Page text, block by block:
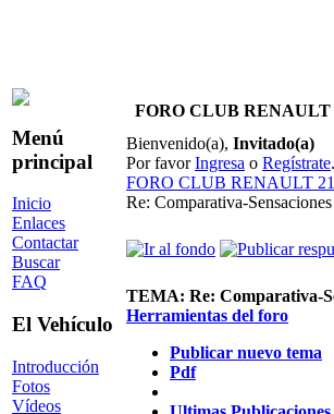
Menú
principal
Inicio
Enlaces
Contactar
Buscar
FAQ
El Vehículo
Introducción
Fotos
Vídeos
FORO CLUB RENAULT
Bienvenido(a), Invitado(a)
Por favorIngresa o Regístrate
FORO CLUB RENAULT
Re: Comparativa-
TEMA: Re: Comparativa-
Herramientas del foro
Publicar nuevo tema
Pdf